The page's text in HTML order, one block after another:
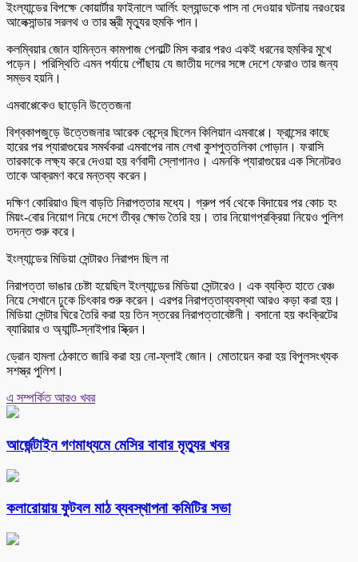
ইংল্যান্ডের বিপক্ষে কোয়ার্টার ফাইনালে আর্লিং হল্যান্ডকে পাস না দেওয়ার ঘটনায় নরওয়ের
আলেক্সান্ডার সরলথ ও তার স্ত্রী মৃত্যুর হুমকি পান।
কলম্বিয়ার জোন হামিন্তন কামপাজ পেনাল্টি মিস করার পরও একই ধরনের হুমকির মুখে
পড়েন। পরিস্থিতি এমন পর্যায়ে পৌঁছায় যে জাতীয় দলের সঙ্গে দেশে ফেরাও তার জন্য
সম্ভব হয়নি।
এমবাপ্পেকেও ছাড়েনি উত্তেজনা
বিশ্বকাপজুড়ে উত্তেজনার আরেক কেন্দ্রে ছিলেন কিলিয়ান এমবাপ্পে। ফ্রান্সের কাছে
হারের পর প্যারাগুয়ের সমর্থকরা এমবাপের নাম লেখা কুশপুত্তলিকা পোড়ান। ফরাসি
তারকাকে লক্ষ্য করে দেওয়া হয় বর্ণবাদী স্লোগানও। এমনকি প্যারাগুয়ের এক সিনেটরও
তাকে আক্রমণ করে মন্তব্য করেন।
দক্ষিণ কোরিয়াও ছিল বাড়তি নিরাপত্তার মধ্যে। গ্রুপ পর্ব থেকে বিদায়ের পর কোচ হং
মিয়ং-বোর নিয়োগ নিয়ে দেশে তীব্র ক্ষোভ তৈরি হয়। তার নিয়োগপ্রক্রিয়া নিয়েও পুলিশ
তদন্ত শুরু করে।
ইংল্যান্ডের মিডিয়া সেন্টারও নিরাপদ ছিল না
নিরাপত্তা ভাঙার চেষ্টা হয়েছিল ইংল্যান্ডের মিডিয়া সেন্টারেও। এক ব্যক্তি হাতে রেঞ্চ
নিয়ে সেখানে ঢুকে চিৎকার শুরু করেন। এরপর নিরাপত্তাব্যবস্থা আরও কড়া করা হয়।
মিডিয়া সেন্টার ঘিরে তৈরি করা হয় তিন স্তরের নিরাপত্তাবেষ্টনী। বসানো হয় কংক্রিটের
ব্যারিয়ার ও অ্যান্টি-স্নাইপার স্ক্রিন।
ড্রোন হামলা ঠেকাতে জারি করা হয় নো-ফ্লাই জোন। মোতায়েন করা হয় বিপুলসংখ্যক
সশস্ত্র পুলিশ।
এ সম্পর্কিত আরও খবর
আর্জেন্টাইন গণমাধ্যমে মেসির বাবার মৃত্যুর খবর
কলারোয়ায় ফুটবল মাঠ ব্যবস্থাপনা কমিটির সভা